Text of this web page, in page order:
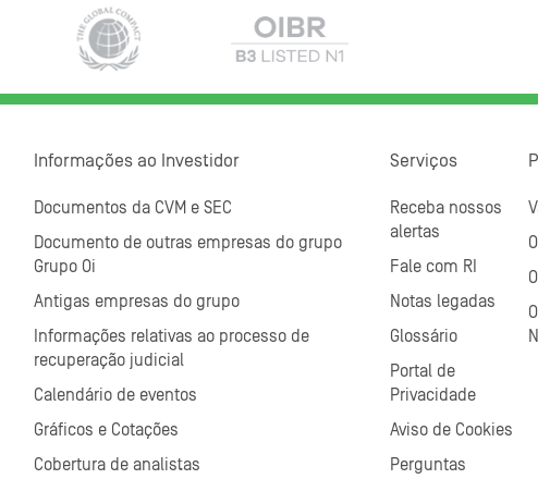
Informações ao Investidor
Documentos da CVM e SEC
Documento de outras empresas do grupo
Grupo Oi
Antigas empresas do grupo
Informações relativas ao processo de
recuperação judicial
Calendário de eventos
Gráficos e Cotações
Cobertura de analistas
Serviços
Receba nossos
alertas
Fale com RI
Notas legadas
Glossário
Portal de
Privacidade
Aviso de Cookies
Perguntas